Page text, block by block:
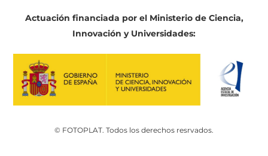
Actuación financiada por el Ministerio de Ciencia,
Innovación y Universidades:
© FOTOPLAT. Todos los derechos resrvados.